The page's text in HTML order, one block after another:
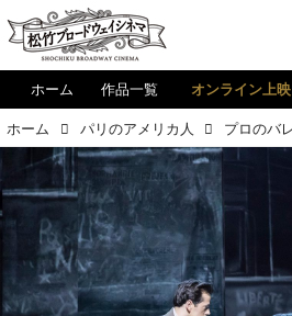
ホーム 作品一覧 オンライン上映
ホーム パリのアメリカ人